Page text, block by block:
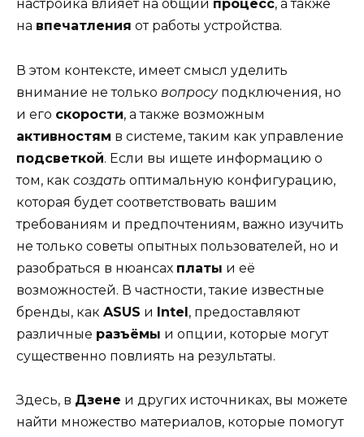
настройка влияет на общий процесс, а также
на впечатления от работы устройства.
В этом контексте, имеет смысл уделить
внимание не только вопросуподключения, но
и его скорости, а также возможным
активностям в системе, таким как управление
подсветкой. Если вы ищете информацию о
том, как создать оптимальную конфигурацию,
которая будет соответствовать вашим
требованиям и предпочтениям, важно изучить
не только советы опытных пользователей, но и
разобраться в нюансах платы и её
возможностей. В частности, такие известные
бренды, как ASUS и Intel, предоставляют
различные разъёмы и опции, которые могут
существенно повлиять на результаты.
Здесь, в Дзене и других источниках, вы можете
найти множество материалов, которые помогут